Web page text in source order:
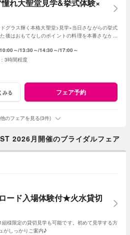
れ大聖堂見学&挙式体験×
グラス輝く本格大聖堂>見学×当日さながらの挙式
後はおもてなしのポイントの料理を本番さながら
10:00～ 13:30～ 14:30～ 17:00～
3時間程度
みる フェア予約
のフェアを見る(3件)
2026月開催のブライダルフェア
ード入場体験付★火水貸切
様限定の貸切見学も可能です。初めて見学する方
がしっかりご案内♪